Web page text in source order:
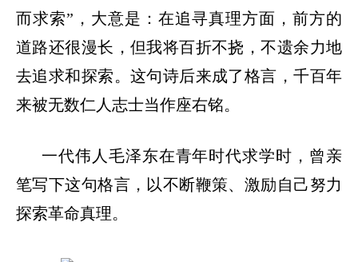
而求索”，大意是：在追寻真理方面，前方的
道路还很漫长，但我将百折不挠，不遗余力地
去追求和探索。这句诗后来成了格言，千百年
来被无数仁人志士当作座右铭。
一代伟人毛泽东在青年时代求学时，曾亲
笔写下这句格言，以不断鞭策、激励自己努力
探索革命真理。